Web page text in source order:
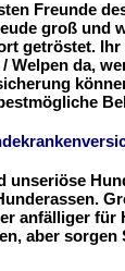
Freunde
groß und
getröstet.
Welpen da,
unseriöse
anfälliger für
aber sorgen